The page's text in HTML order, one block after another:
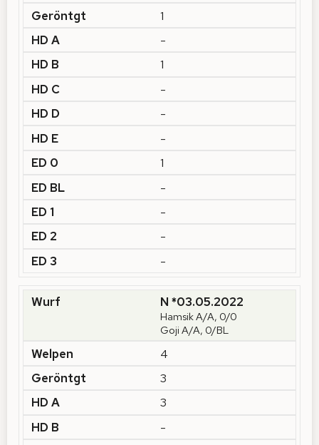
1
-
1
-
-
-
1
-
-
-
-
N *03.05.2022
Hamsik A/A, 0/0
Goji A/A, 0/BL
4
3
3
-